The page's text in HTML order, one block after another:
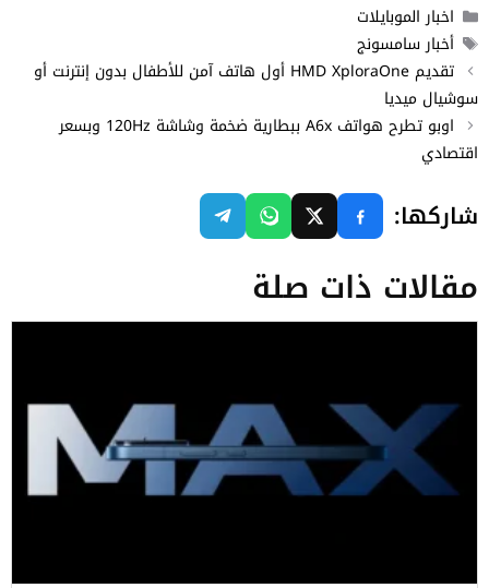
التصنيفات
اخبار الموبايلات
الوسوم
أخبار سامسونج
تقديم HMD XploraOne أول هاتف آمن للأطفال بدون إنترنت أو
سوشيال ميديا
اوبو تطرح هواتف A6x ببطارية ضخمة وشاشة 120Hz وبسعر
اقتصادي
شاركها:
مقالات ذات صلة